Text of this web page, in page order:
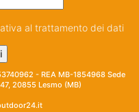
al trattamento dei dati
- REA MB-1854968 Sede
20855 Lesmo (MB)